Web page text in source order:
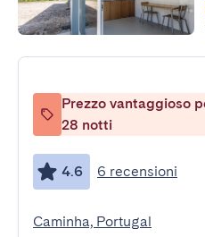
Prezzo vantaggioso
28 notti
4.6 6 recensioni
Caminha, Portugal